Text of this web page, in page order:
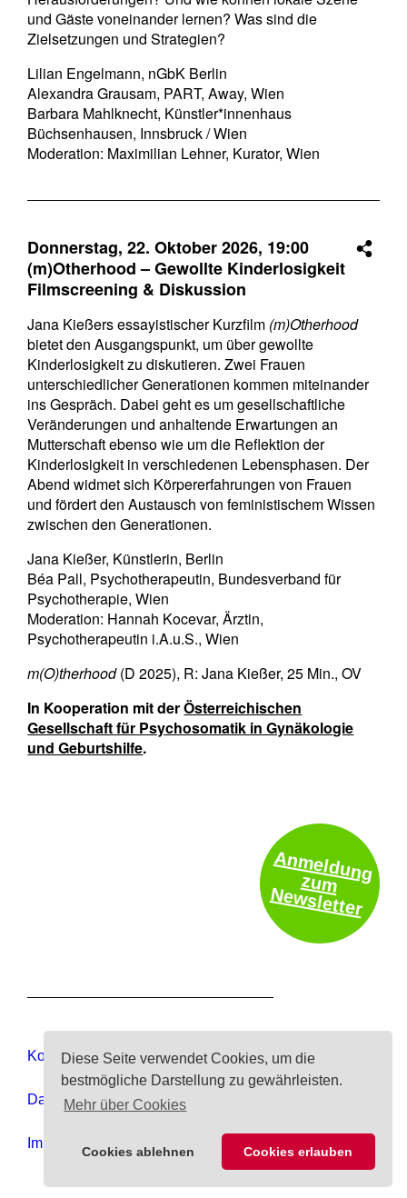
Diese Seite verwendet Cookies, um die
bestmögliche Darstellung zu gewährleisten.
Mehr über Cookies
Cookies ablehnen Cookies erlauben
und Gäste voneinander lernen? Was sind die
Zielsetzungen und Strategien?
Lilian Engelmann, nGbK Berlin
Alexandra Grausam, PART, Away, Wien
Barbara Mahlknecht, Künstler*innenhaus
Büchsenhausen, Innsbruck / Wien
Moderation: Maximilian Lehner, Kurator, Wien
Donnerstag, 22. Oktober 2026, 19:00
(m)Otherhood – Gewollte Kinderlosigkeit
Filmscreening & Diskussion
Jana Kießers essayistischer Kurzfilm (m)Otherhood
bietet den Ausgangspunkt, um über gewollte
Kinderlosigkeit zu diskutieren. Zwei Frauen
unterschiedlicher Generationen kommen miteinander
ins Gespräch. Dabei geht es um gesellschaftliche
Veränderungen und anhaltende Erwartungen an
Mutterschaft ebenso wie um die Reflektion der
Kinderlosigkeit in verschiedenen Lebensphasen. Der
Abend widmet sich Körpererfahrungen von Frauen
und fördert den Austausch von feministischem Wissen
zwischen den Generationen.
Jana Kießer, Künstlerin, Berlin
Béa Pall, Psychotherapeutin, Bundesverband für
Psychotherapie, Wien
Moderation: Hannah Kocevar, Ärztin,
Psychotherapeutin i.A.u.S., Wien
m(O)therhood(D 2025), R: Jana Kießer, 25 Min., OV
In Kooperation mit derÖsterreichischen
Gesellschaft für Psychosomatik in Gynäkologie
und Geburtshilfe.
Anmeldung
zum
Newsletter
Kontakt
Datenschutz
Impressum